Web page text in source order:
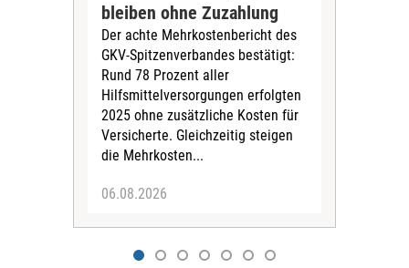
bleiben ohne Zuzahlung
Der achte Mehrkostenbericht des
GKV-Spitzenverbandes bestätigt:
Rund 78 Prozent aller
Hilfsmittelversorgungen erfolgten
2025 ohne zusätzliche Kosten für
Versicherte. Gleichzeitig steigen
die Mehrkosten...
06.08.2026